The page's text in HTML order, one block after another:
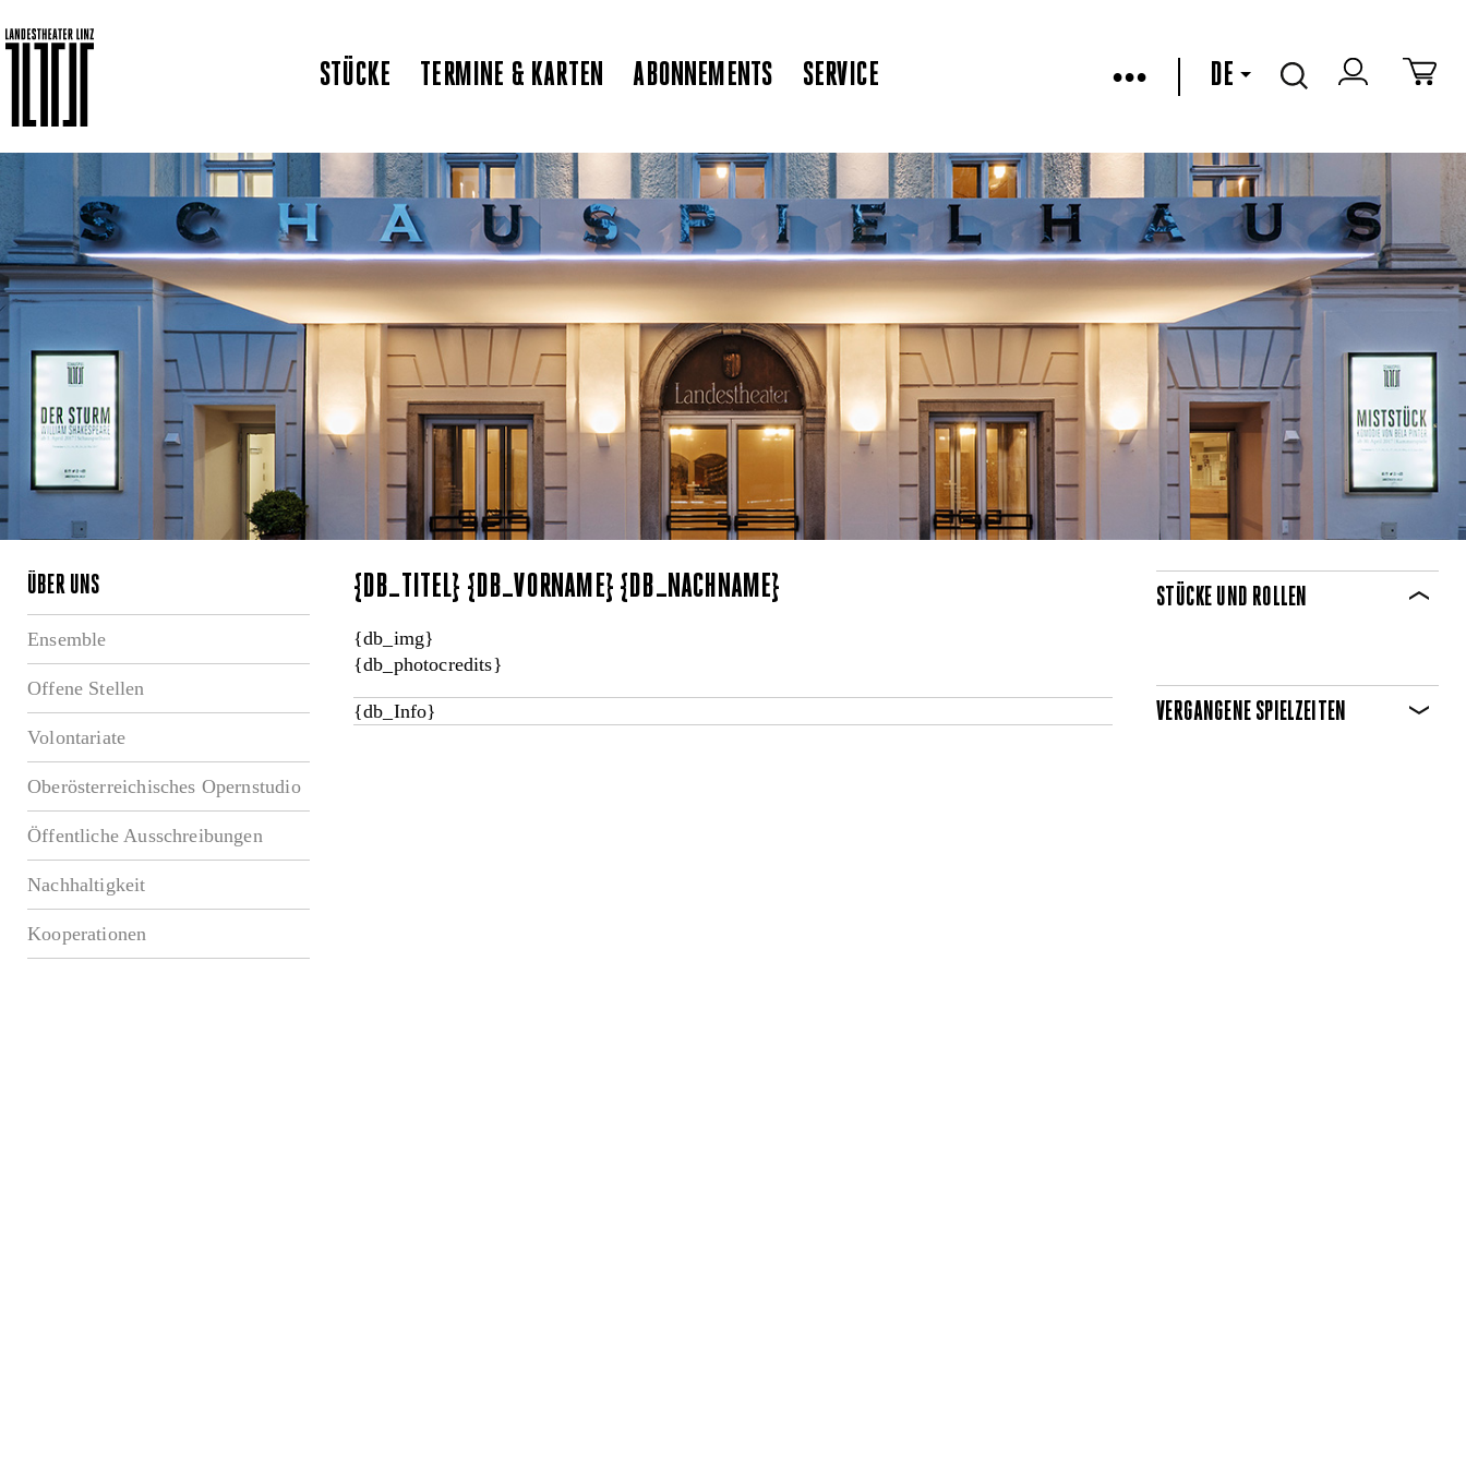
STÜCKE TERMINE & KARTEN ABONNEMENTS SERVICE ••• DE
ÜBER UNS
Ensemble
Offene Stellen
Volontariate
Oberösterreichisches Opernstudio
Öffentliche Ausschreibungen
Nachhaltigkeit
Kooperationen
{DB_TITEL} {DB_VORNAME} {DB_NACHNAME}
{db_img}
{db_photocredits}
{db_Info}
STÜCKE UND ROLLEN
VERGANGENE SPIELZEITEN